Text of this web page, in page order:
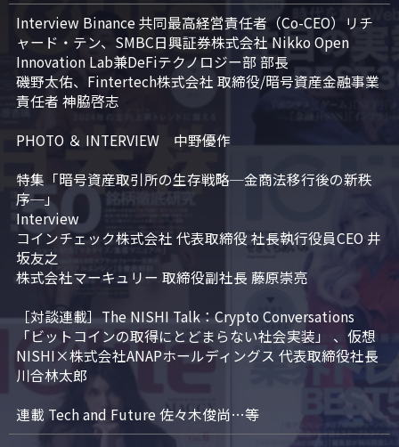
Interview Binance 共同最高経営責任者（Co-CEO）リチ
ャード・テン、SMBC日興証券株式会社 Nikko Open
Innovation Lab兼DeFiテクノロジー部 部長
磯野太佑、Fintertech株式会社 取締役/暗号資産金融事業
責任者 神脇啓志
PHOTO ＆ INTERVIEW　中野優作
特集「暗号資産取引所の生存戦略─金商法移行後の新秩
序─」
Interview
コインチェック株式会社 代表取締役 社長執行役員CEO 井
坂友之
株式会社マーキュリー 取締役副社長 藤原崇亮
［対談連載］The NISHI Talk：Crypto Conversations
「ビットコインの取得にとどまらない社会実装」 、仮想
NISHI×株式会社ANAPホールディングス 代表取締役社長
川合林太郎
連載 Tech and Future 佐々木俊尚…等